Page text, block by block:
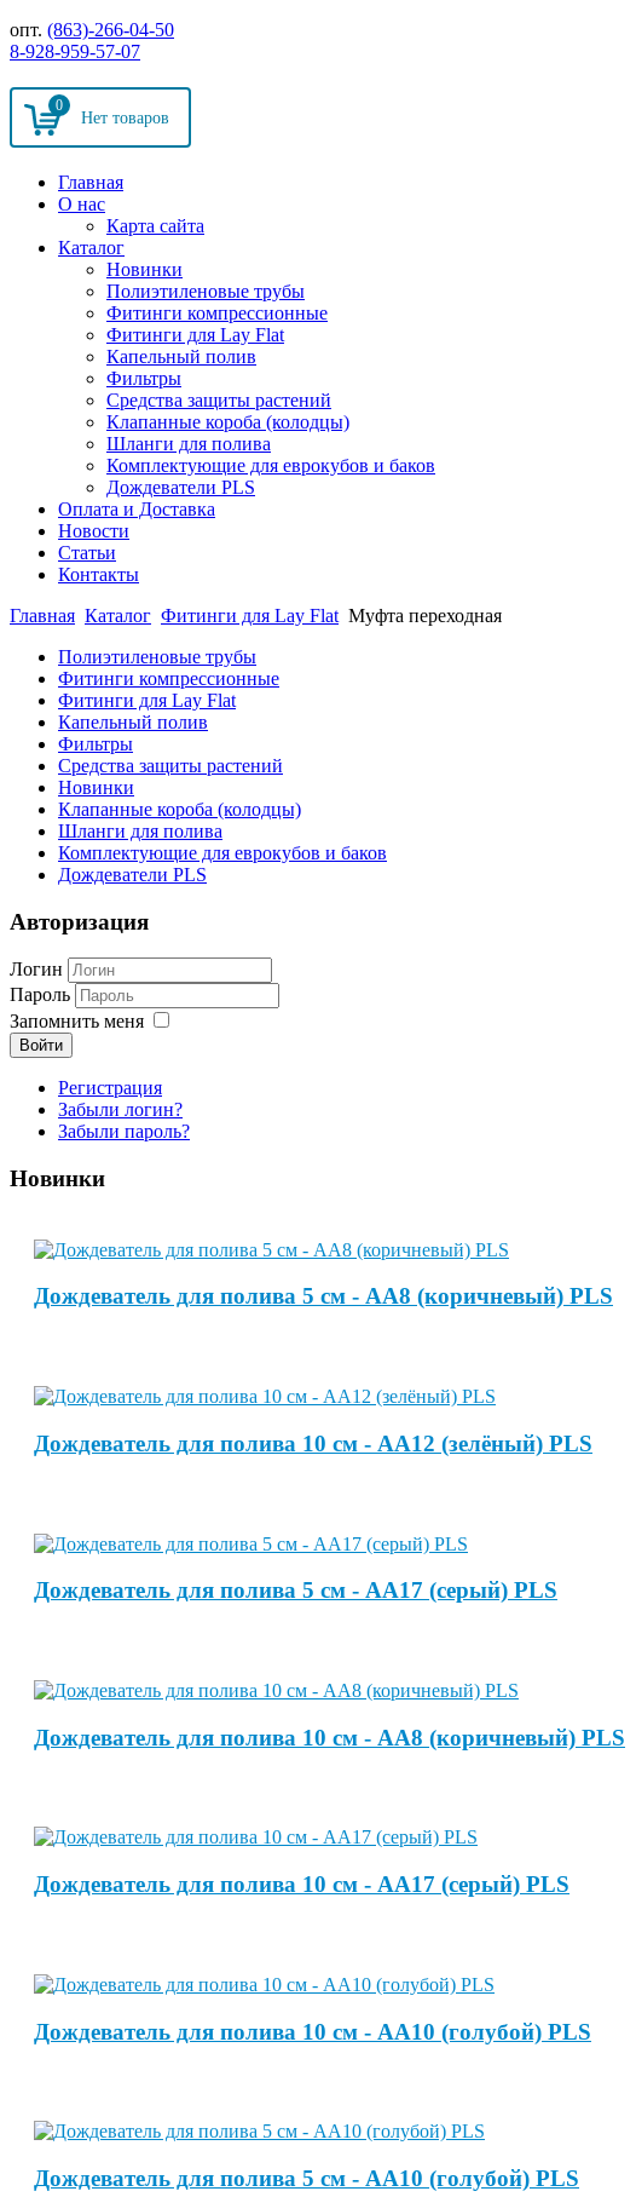
опт. (863)-266-04-50
8-928-959-57-07
0
Главная
О нас
Карта сайта
Каталог
Новинки
Полиэтиленовые трубы
Фитинги компрессионные
Фитинги для Lay Flat
Капельный полив
Фильтры
Средства защиты растений
Клапанные короба (колодцы)
Шланги для полива
Комплектующие для еврокубов и баков
Дождеватели PLS
Оплата и Доставка
Новости
Статьи
Контакты
Главная Каталог Фитинги для Lay Flat Муфта переходная
Полиэтиленовые трубы
Фитинги компрессионные
Фитинги для Lay Flat
Капельный полив
Фильтры
Средства защиты растений
Новинки
Клапанные короба (колодцы)
Шланги для полива
Комплектующие для еврокубов и баков
Дождеватели PLS
Авторизация
Логин
Пароль
Запомнить меня
Войти
Регистрация
Забыли логин?
Забыли пароль?
Новинки
Дождеватель для полива 5 см - АА8 (коричневый) PLS
Дождеватель для полива 10 см - АА12 (зелёный) PLS
Дождеватель для полива 5 см - АА17 (серый) PLS
Дождеватель для полива 10 см - АА8 (коричневый) PLS
Дождеватель для полива 10 см - АА17 (серый) PLS
Дождеватель для полива 10 см - АА10 (голубой) PLS
Дождеватель для полива 5 см - АА10 (голубой) PLS